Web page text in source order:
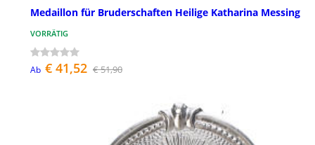
Medaillon für Bruderschaften Heilige Katharina Messing
VORRÄTIG
Ab € 41,52 € 51,90